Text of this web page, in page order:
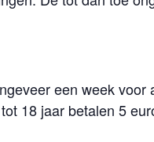
een week voor
18 jaar betalen 5